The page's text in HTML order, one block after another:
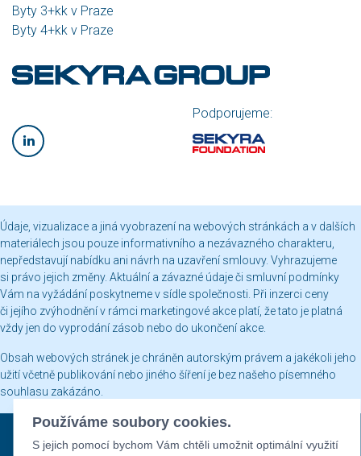
Byty 3+kk v Praze
Byty 4+kk v Praze
Podporujeme:
Údaje, vizualizace a jiná vyobrazení na webových stránkách a v dalších
materiálech jsou pouze informativního a nezávazného charakteru,
nepředstavují nabídku ani návrh na uzavření smlouvy. Vyhrazujeme
si právo jejich změny. Aktuální a závazné údaje či smluvní podmínky
Vám na vyžádání poskytneme v sídle společnosti. Při inzerci ceny
či jejího zvýhodnění v rámci marketingové akce platí, že tato je platná
vždy jen do vyprodání zásob nebo do ukončení akce.
Obsah webových stránek je chráněn autorským právem a jakékoli jeho
užití včetně publikování nebo jiného šíření je bez našeho písemného
souhlasu zakázáno.
Sekyra Group © 2026
Nastavení cookies
Používáme soubory cookies.
S jejich pomocí bychom Vám chtěli umožnit optimální využití